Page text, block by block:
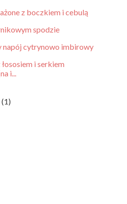
z boczkiem i cebulą
spodzie
napój cytrynowo imbirowy
i serkiem
i...
(1)